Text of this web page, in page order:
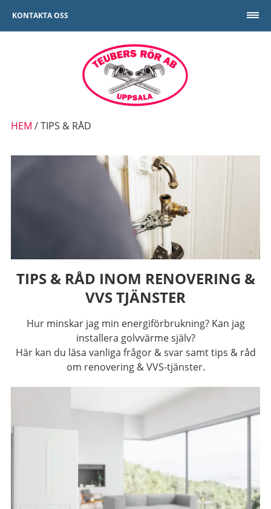
KONTAKTA OSS
HEM /TIPS & RÅD
TIPS & RÅD INOM RENOVERING &
VVS TJÄNSTER
Hur minskar jag min energiförbrukning? Kan jag
installera golvvärme själv?
Här kan du läsa vanliga frågor & svar samt tips & råd
om renovering & VVS-tjänster.